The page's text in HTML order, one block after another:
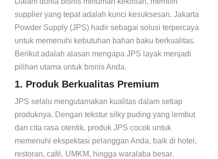
supplier yang tepat adalah kunci kesuksesan. Jakarta
Powder Supply (JPS) hadir sebagai solusi terpercaya
untuk memenuhi kebutuhan bahan baku berkualitas.
Berikut adalah alasan mengapa JPS layak menjadi
pilihan utama untuk bisnis Anda.
1. Produk Berkualitas Premium
JPS selalu mengutamakan kualitas dalam setiap
produknya. Dengan tekstur silky puding yang lembut
dan cita rasa otentik, produk JPS cocok untuk
memenuhi ekspektasi pelanggan Anda, baik di hotel,
restoran, café, UMKM, hingga waralaba besar.